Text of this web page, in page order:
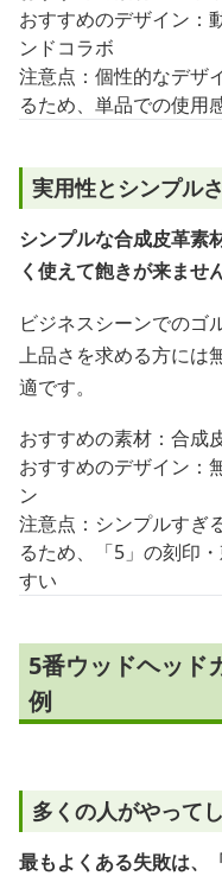
おすすめのデザイン：
ンドコラボ
注意点：個性的なデザ
るため、単品での使用
実用性とシンプル
シンプルな合成皮革素
く使えて飽きが来ません
ビジネスシーンでのゴ
上品さを求める方には
適です。
おすすめの素材：合成
おすすめのデザイン：
ン
注意点：シンプルすぎ
るため、「5」の刻印
すい
5番ウッドヘッド
例
多くの人がやって
最もよくある失敗は、